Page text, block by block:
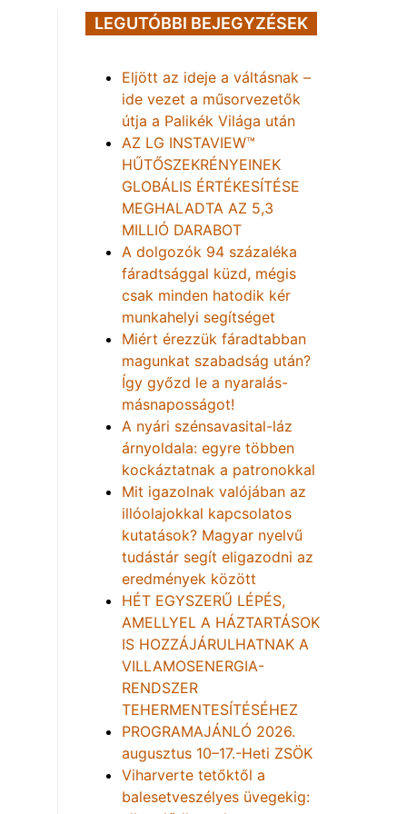
LEGUTÓBBI BEJEGYZÉSEK
Eljött az ideje a váltásnak –
ide vezet a műsorvezetők
útja a Palikék Világa után
AZ LG INSTAVIEW™
HŰTŐSZEKRÉNYEINEK
GLOBÁLIS ÉRTÉKESÍTÉSE
MEGHALADTA AZ 5,3
MILLIÓ DARABOT
A dolgozók 94 százaléka
fáradtsággal küzd, mégis
csak minden hatodik kér
munkahelyi segítséget
Miért érezzük fáradtabban
magunkat szabadság után?
Így győzd le a nyaralás-
másnaposságot!
A nyári szénsavasital-láz
árnyoldala: egyre többen
kockáztatnak a patronokkal
Mit igazolnak valójában az
illóolajokkal kapcsolatos
kutatások? Magyar nyelvű
tudástár segít eligazodni az
eredmények között
HÉT EGYSZERŰ LÉPÉS,
AMELLYEL A HÁZTARTÁSOK
IS HOZZÁJÁRULHATNAK A
VILLAMOSENERGIA-
RENDSZER
TEHERMENTESÍTÉSÉHEZ
PROGRAMAJÁNLÓ 2026.
augusztus 10–17.-Heti ZSÖK
Viharverte tetőktől a
balesetveszélyes üvegekig: